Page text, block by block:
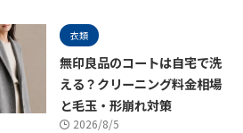
衣類
無印良品のコートは自宅で洗
える？クリーニング料金相場
と毛玉・形崩れ対策
2026/8/5